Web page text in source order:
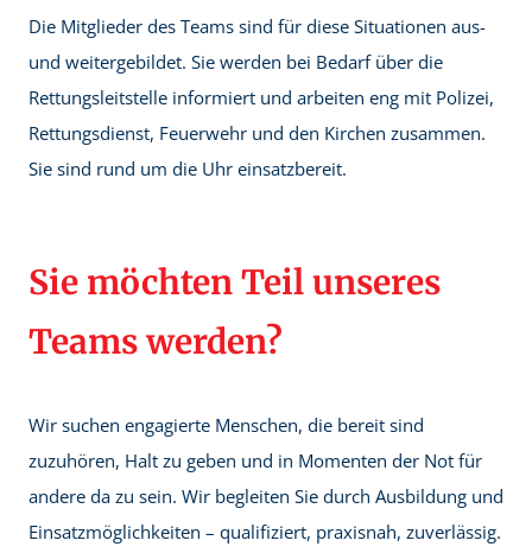
Die Mitglieder des Teams sind für diese Situationen aus-
und weitergebildet. Sie werden bei Bedarf über die
Rettungsleitstelle informiert und arbeiten eng mit Polizei,
Rettungsdienst, Feuerwehr und den Kirchen zusammen.
Sie sind rund um die Uhr einsatzbereit.
Sie möchten Teil unseres
Teams werden?
Wir suchen engagierte Menschen, die bereit sind
zuzuhören, Halt zu geben und in Momenten der Not für
andere da zu sein. Wir begleiten Sie durch Ausbildung und
Einsatzmöglichkeiten – qualifiziert, praxisnah, zuverlässig.